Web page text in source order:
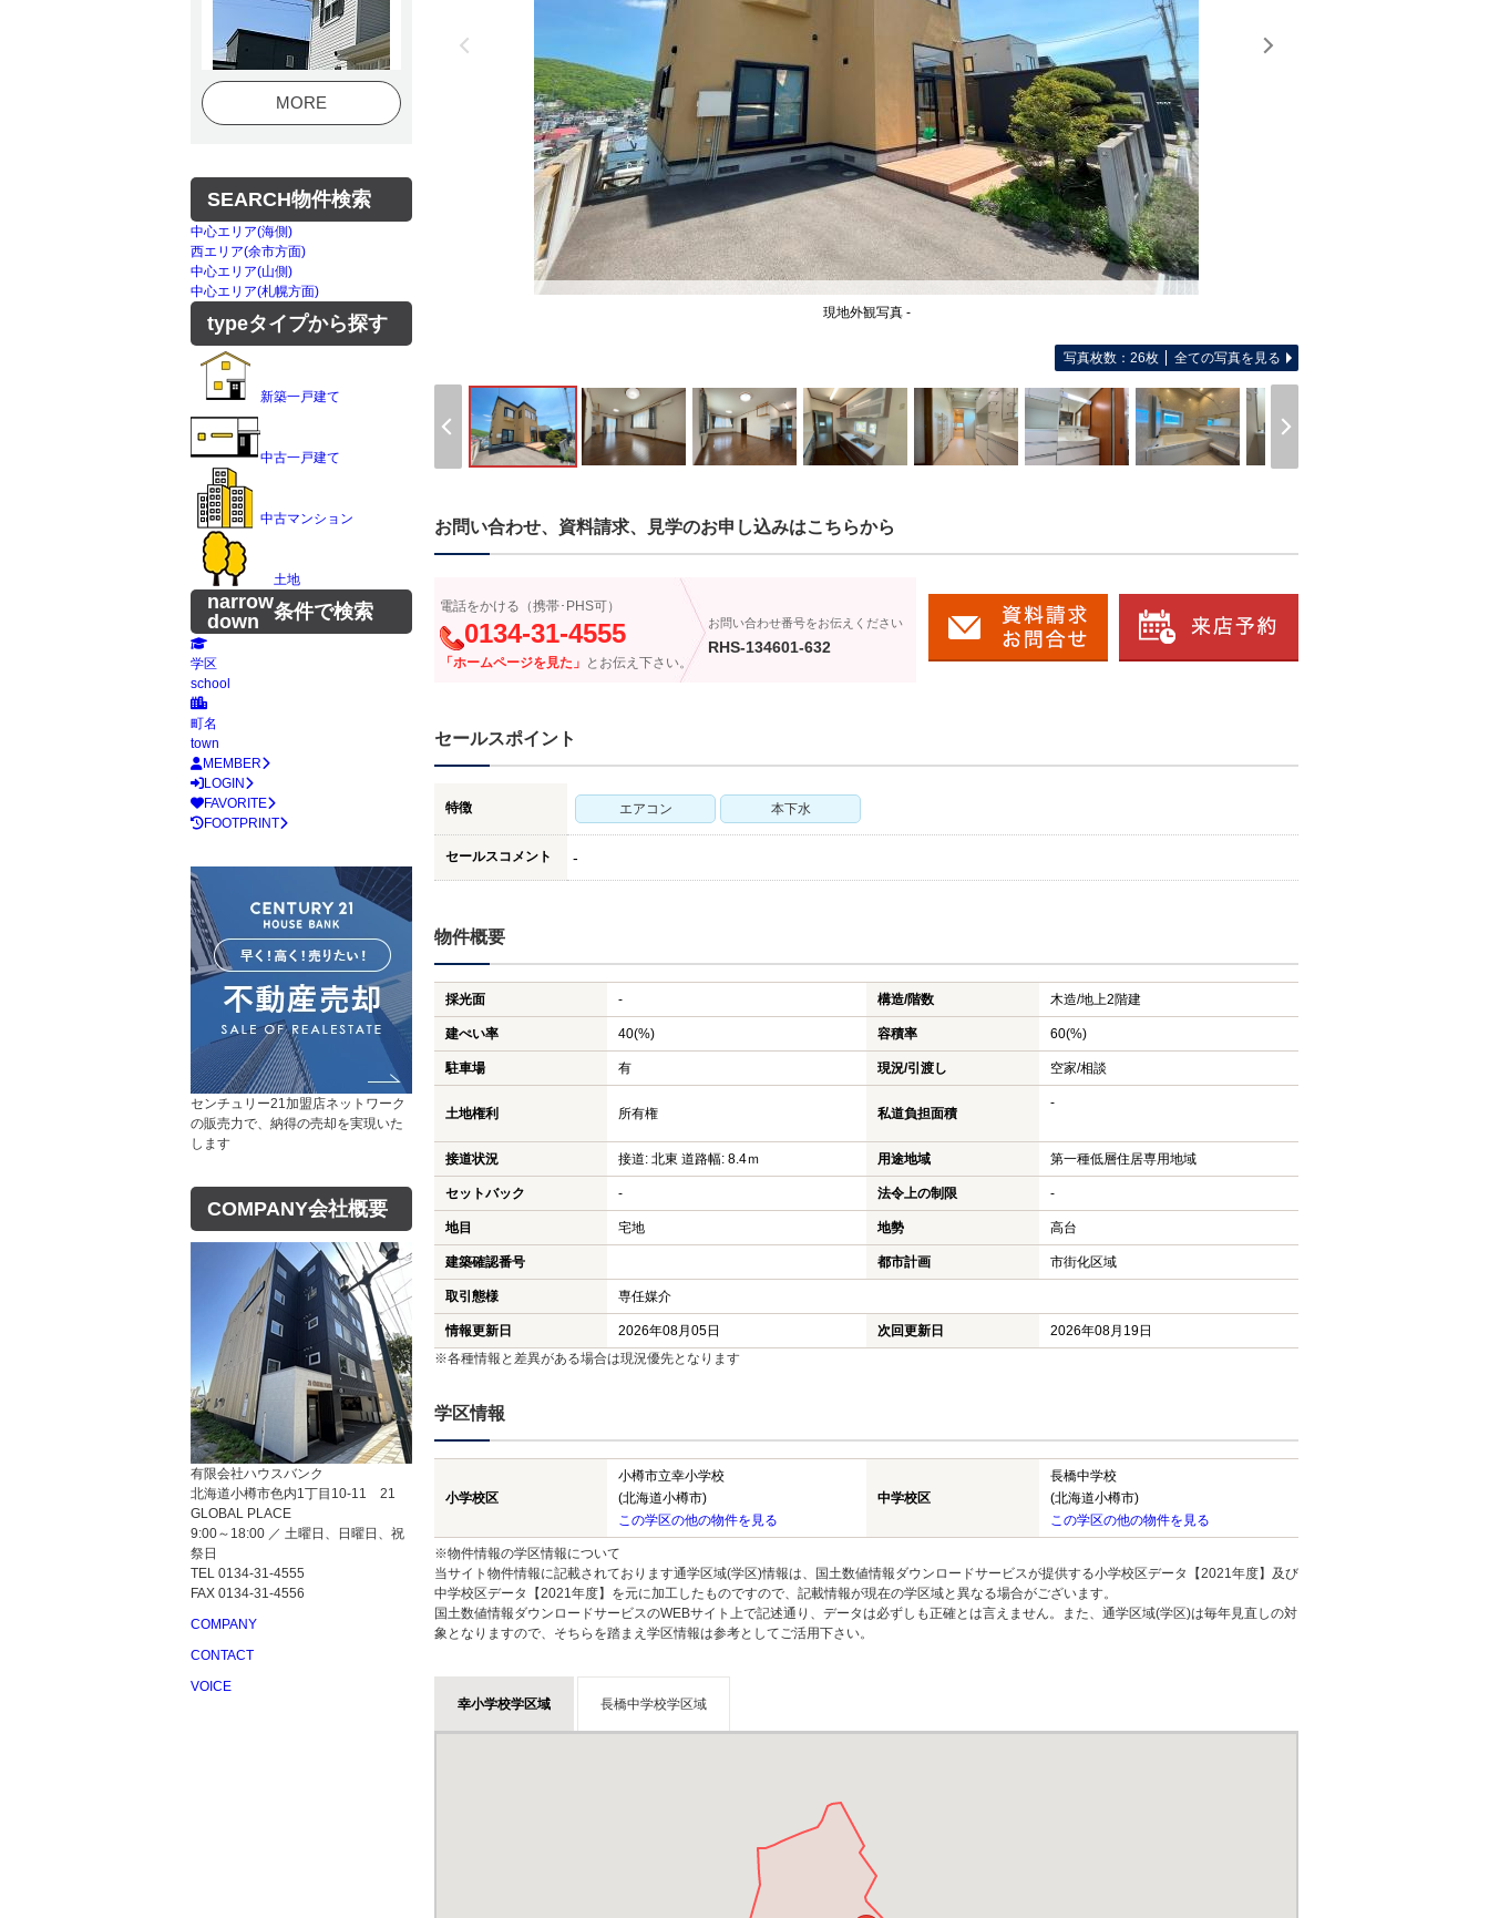
買いたい
売買物件検索
お気に入り
閲覧履歴
保存した条件
売りたい
売却の流れ
売却時の諸費用
高く売るポイント
借りたい
賃貸物件検索
お気に入り
閲覧履歴
貸したい
管理会社の切り替え
空室対策の種類
初期費用設定について
会社概要
お知らせ
お客様の声
現地外観写真 -
写真枚数：26枚 全ての写真を見る
お問い合わせ、資料請求、見学のお申し込みはこちらから
電話をかける（携帯･PHS可）
0134-31-4555
「ホームページを見た」 とお伝え下さい。
お問い合わせ番号をお伝えください
RHS-134601-632
セールスポイント
特徴 エアコン 本下水
セールスコメント -
物件概要
採光面 - 構造/階数 木造/地上2階建
建ぺい率 40(%) 容積率 60(%)
駐車場 有 現況/引渡し 空家/相談
土地権利 所有権 私道負担面積
-
接道状況 接道: 北東 道路幅: 8.4ｍ 用途地域 第一種低層住居専用地域
セットバック - 法令上の制限 -
地目 宅地 地勢 高台
建築確認番号 都市計画 市街化区域
取引態様 専任媒介
情報更新日 2026年08月05日 次回更新日
2026年08月19日
※各種情報と差異がある場合は現況優先となります
学区情報
小学校区
小樽市立幸小学校
(北海道小樽市)
この学区の他の物件を見る
中学校区
長橋中学校
(北海道小樽市)
この学区の他の物件を見る
※物件情報の学区情報について
当サイト物件情報に記載されております通学区域(学区)情報は、国土数値情報ダウンロードサービスが提供する小学校区データ【2021年度】及び
中学校区データ【2021年度】を元に加工したものですので、記載情報が現在の学区域と異なる場合がございます。
国土数値情報ダウンロードサービスのWEBサイト上で記述通り、データは必ずしも正確とは言えません。また、通学区域(学区)は毎年見直しの対
象となりますので、そちらを踏まえ学区情報は参考としてご活用下さい。
幸小学校学区域 長橋中学校学区域
MORE
SEARCH物件検索
中心エリア(海側)
西エリア(余市方面)
中心エリア(山側)
中心エリア(札幌方面)
typeタイプから探す
新築一戸建て
中古一戸建て
中古マンション
土地
narrow
down
条件で検索
学区
school
町名
town
MEMBER
LOGIN
FAVORITE
FOOTPRINT
センチュリー21加盟店ネットワーク
の販売力で、納得の売却を実現いた
します
COMPANY会社概要
有限会社ハウスバンク
北海道小樽市色内1丁目10-11 21
GLOBAL PLACE
9:00～18:00 ／ 土曜日、日曜日、祝
祭日
TEL 0134-31-4555
FAX 0134-31-4556
COMPANY
CONTACT
VOICE